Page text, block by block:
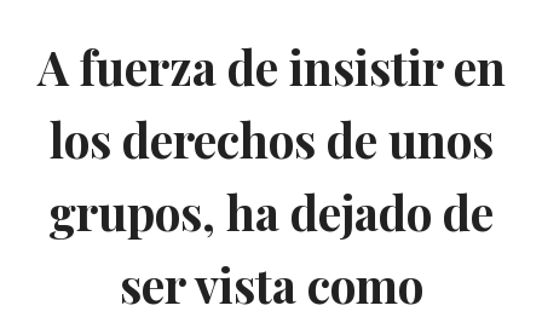
A fuerza de insistir en
los derechos de unos
grupos, ha dejado de
ser vista como